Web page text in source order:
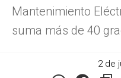
Mantenimiento
suma más de 40
2 de